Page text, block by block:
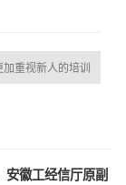
重视新人的培训
安徽工经信厅原副